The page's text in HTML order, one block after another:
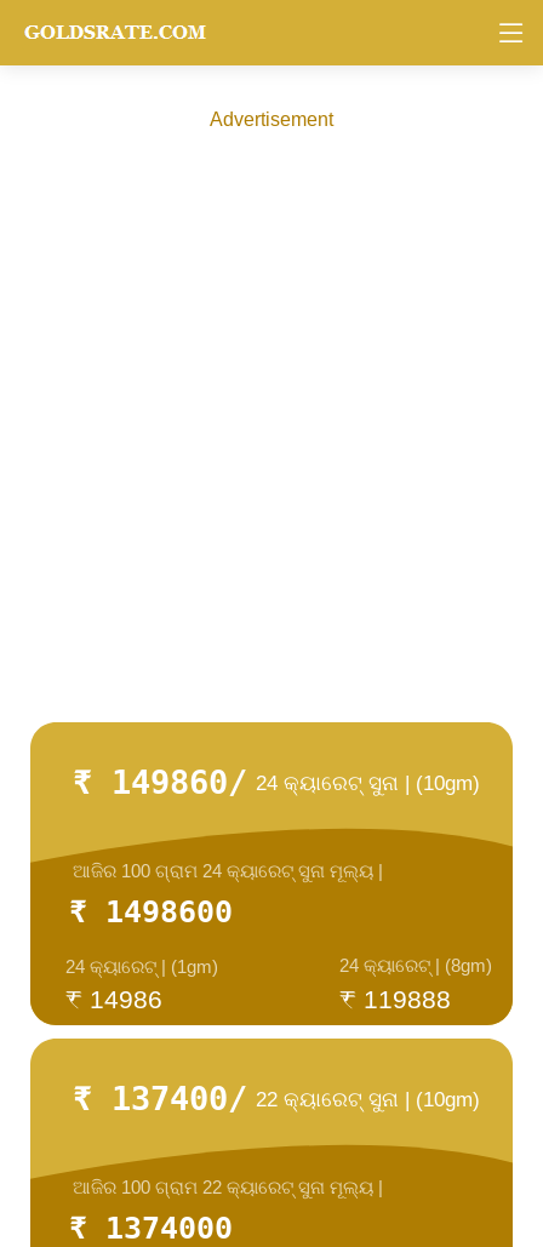
Advertisement
₹ 149860/ 24 କ୍ୟାରେଟ୍ ସୁନା | (10gm)
₹ 1498600
₹ 14986
24 କ୍ୟାରେଟ୍ | (1gm) 24 କ୍ୟାରେଟ୍ | (8gm)
ଆଜିର 100 ଗ୍ରାମ 24 କ୍ୟାରେଟ୍ ସୁନା ମୂଲ୍ୟ |
₹ 119888
₹ 137400/ 22 କ୍ୟାରେଟ୍ ସୁନା | (10gm)
₹ 1374000
ଆଜିର 100 ଗ୍ରାମ 22 କ୍ୟାରେଟ୍ ସୁନା ମୂଲ୍ୟ |